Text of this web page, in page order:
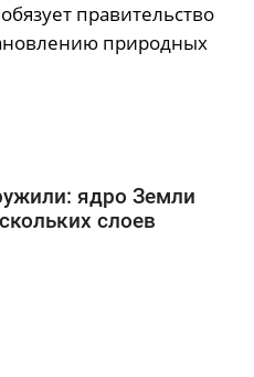
правительство
природных
ядро Земли
слоев